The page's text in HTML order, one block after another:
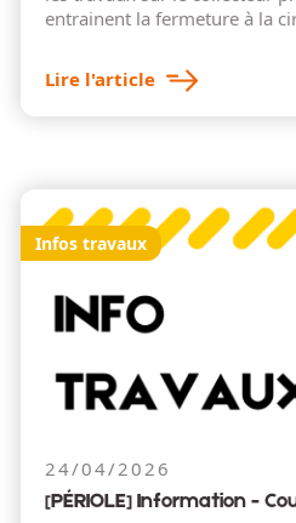
entrainent la fermeture à la
Lire l'article
Infos travaux
24/04/2026
[PÉRIOLE] Information -